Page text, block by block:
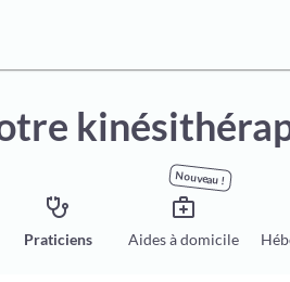
stethoscope
Praticiens
Nouveau !
medical_services
Aides à domicile